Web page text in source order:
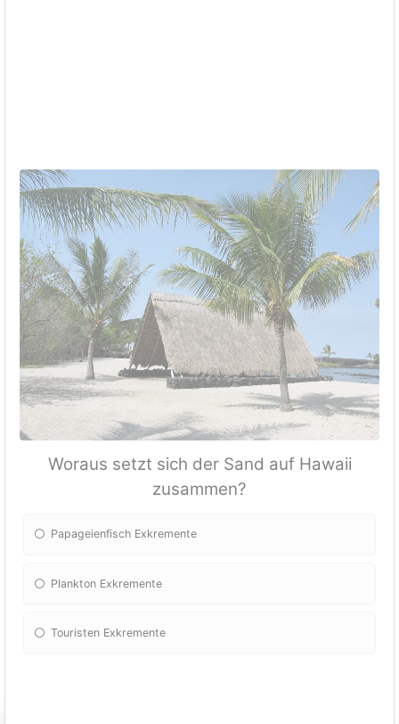
Woraus setzt sich der Sand auf Hawaii
zusammen?
Papageienfisch Exkremente
Plankton Exkremente
Touristen Exkremente